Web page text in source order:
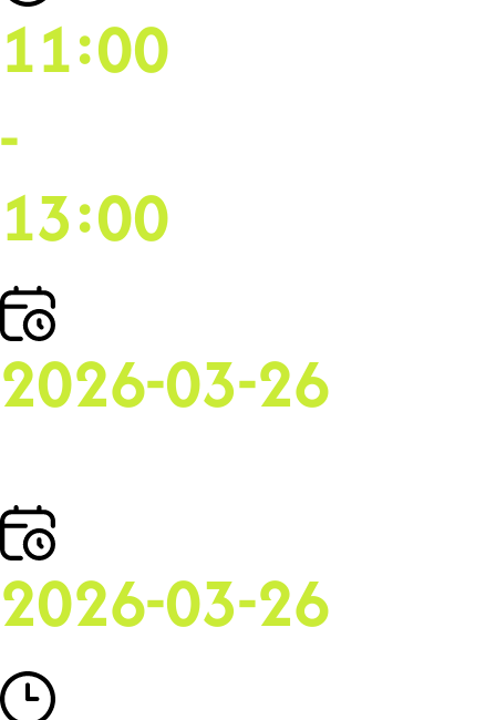
11:00
-
13:00
2026-03-26
2026-03-26